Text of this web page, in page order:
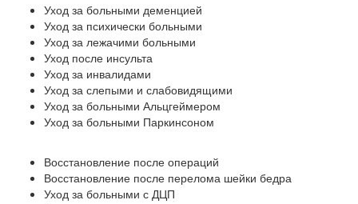
Уход за больными деменцией
Уход за психически больными
Уход за лежачими больными
Уход после инсульта
Уход за инвалидами
Уход за слепыми и слабовидящими
Уход за больными Альцгеймером
Уход за больными Паркинсоном
Восстановление после операций
Восстановление после перелома шейки бедра
Уход за больными с ДЦП